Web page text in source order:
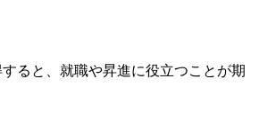
ると、就職や昇進に役立つことが期